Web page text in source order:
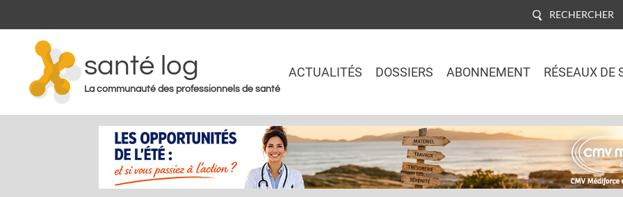
RECHERCHER
santé log
La communauté des professionnels de santé
ACTUALITÉS DOSSIERS ABONNEMENT RÉSEAUX DE